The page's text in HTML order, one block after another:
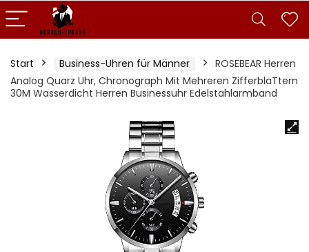
Start Business-Uhren für Männer
ROSEBEAR Herren
Analog Quarz Uhr, Chronograph Mit Mehreren ZifferbläTtern
30M Wasserdicht Herren Businessuhr Edelstahlarmband